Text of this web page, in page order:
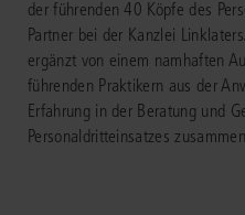
der führenden 40 Köpfe des
Partner bei der Kanzlei
ergänzt von einem namhaften
führenden Praktikern aus der
Erfahrung in der Beratung und
Personaldritteinsatzes